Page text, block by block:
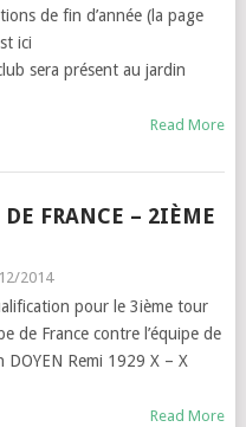
de fin d’année (la page
ici
sera présent au jardin
Read More
DE FRANCE – 2IÈME
2014
pour le 3ième tour
de France contre l’équipe de
Remi 1929 X – X
Read More